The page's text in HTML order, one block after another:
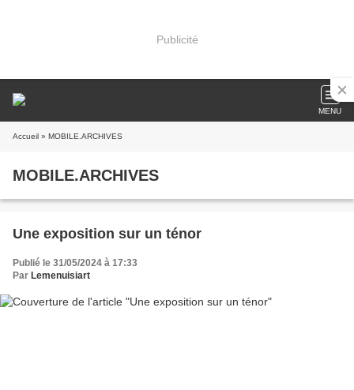
Publicité
MENU
Accueil » MOBILE.ARCHIVES
MOBILE.ARCHIVES
Une exposition sur un ténor
Publié le 31/05/2024 à 17:33
Par Lemenuisiart